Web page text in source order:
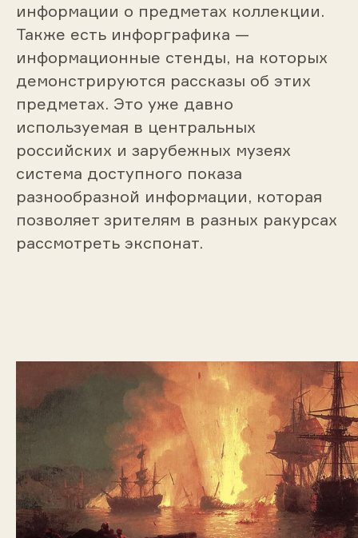
информации о предметах коллекции.
Также есть инфорграфика —
информационные стенды, на которых
демонстрируются рассказы об этих
предметах. Это уже давно
используемая в центральных
российских и зарубежных музеях
система доступного показа
разнообразной информации, которая
позволяет зрителям в разных ракурсах
рассмотреть экспонат.